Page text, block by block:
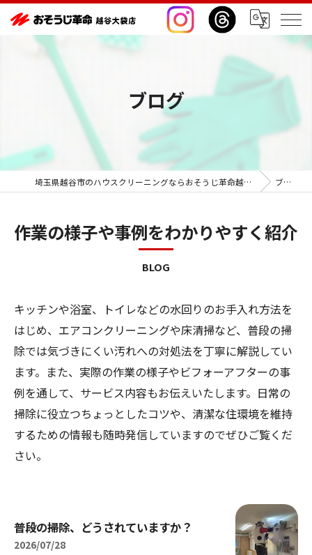
ブログ
埼玉県越谷市のハウスクリーニングならおそうじ革命越谷大袋店 ブログ
作業の様子や事例をわかりやすく紹介
BLOG
キッチンや浴室、トイレなどの水回りのお手入れ方法を
はじめ、エアコンクリーニングや床清掃など、普段の掃
除では気づきにくい汚れへの対処法を丁寧に解説してい
ます。また、実際の作業の様子やビフォーアフターの事
例を通して、サービス内容もお伝えいたします。日常の
掃除に役立つちょっとしたコツや、清潔な住環境を維持
するための情報も随時発信していますのでぜひご覧くだ
さい。
普段の掃除、どうされていますか？
2026/07/28